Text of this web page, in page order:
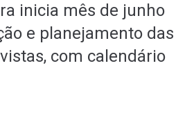
inicia mês de junho
e planejamento das
com calendário